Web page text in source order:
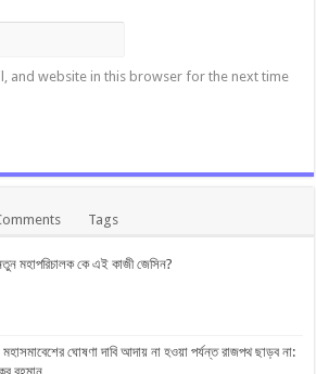
and website in this browser for the next time
Tags
নতুন মহাপরিচালক কে এই কাজী জেসিন?
মহাসমাবেশের ঘোষণা দাবি আদায় না হওয়া পর্যন্ত রাজপথ ছাড়ব না: